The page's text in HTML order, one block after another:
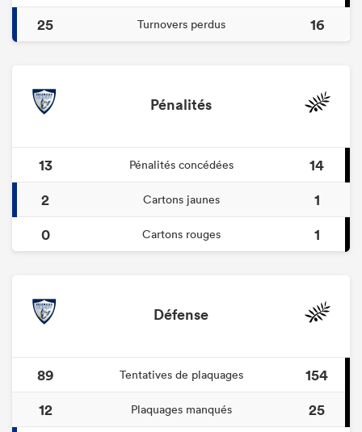
25
Turnovers perdus 16
Pénalités
13 Pénalités concédées
14
2
Cartons jaunes
1
0
Cartons rouges 1
Défense
89 Tentatives de plaquages
154
12
Plaquages manqués 25